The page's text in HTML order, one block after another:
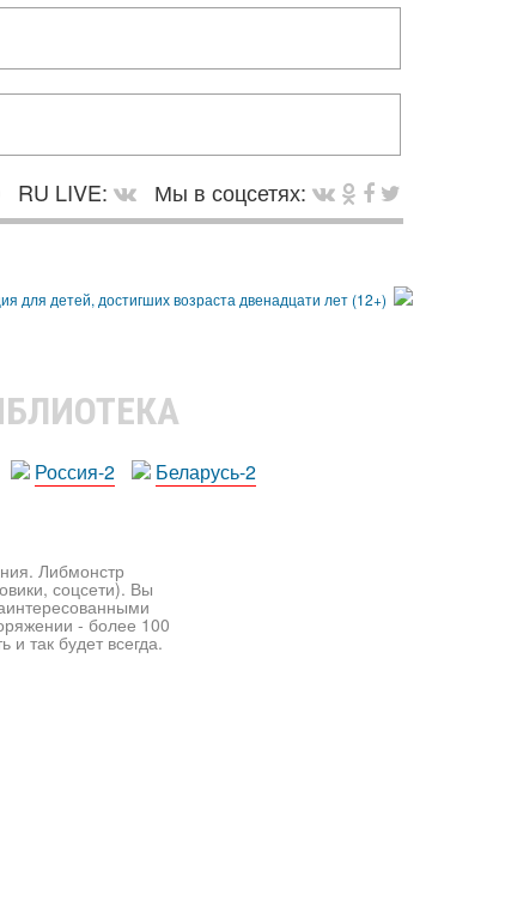
RU LIVE:
Мы в соцсетях:
Россия-2
Беларусь-2
Либмонстр
соцсети). Вы
- более 100
и так будет всегда.